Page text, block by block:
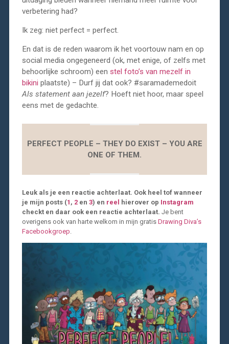
verbetering had?
Ik zeg: niet perfect = perfect.
En dat is de reden waarom ik het voortouw nam en op
social media ongegeneerd (ok, met enige, of zelfs met
behoorlijke schroom) een stel foto’s van mezelf in
bikini plaatste) – Durf jij dat ook? #saramademedoit
Als statement aan jezelf? Hoeft niet hoor, maar speel
eens met de gedachte.
PERFECT PEOPLE – THEY DO EXIST – YOU ARE
ONE OF THEM.
Leuk als je een reactie achterlaat. Ook heel tof wanneer
je mijn posts (1 , 2en 3) en reel hierover op Instagram
checkt en daar ook een reactie achterlaat. Je bent
overigens ook van harte welkom in mijn gratis Drawing Diva’s
Facebookgroep.